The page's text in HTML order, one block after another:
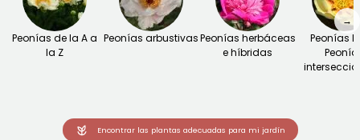
Peonías de la A a
la Z
Peonías arbustivasPeonías herbáceas
e híbridas
Peonías
→
Encontrar las plantas adecuadas para mi jardín